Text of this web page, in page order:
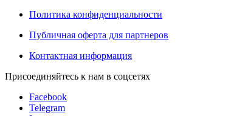
Политика конфиденциальности
Публичная оферта для партнеров
Контактная информация
Присоединяйтесь к нам в соцсетях
Facebook
Telegram